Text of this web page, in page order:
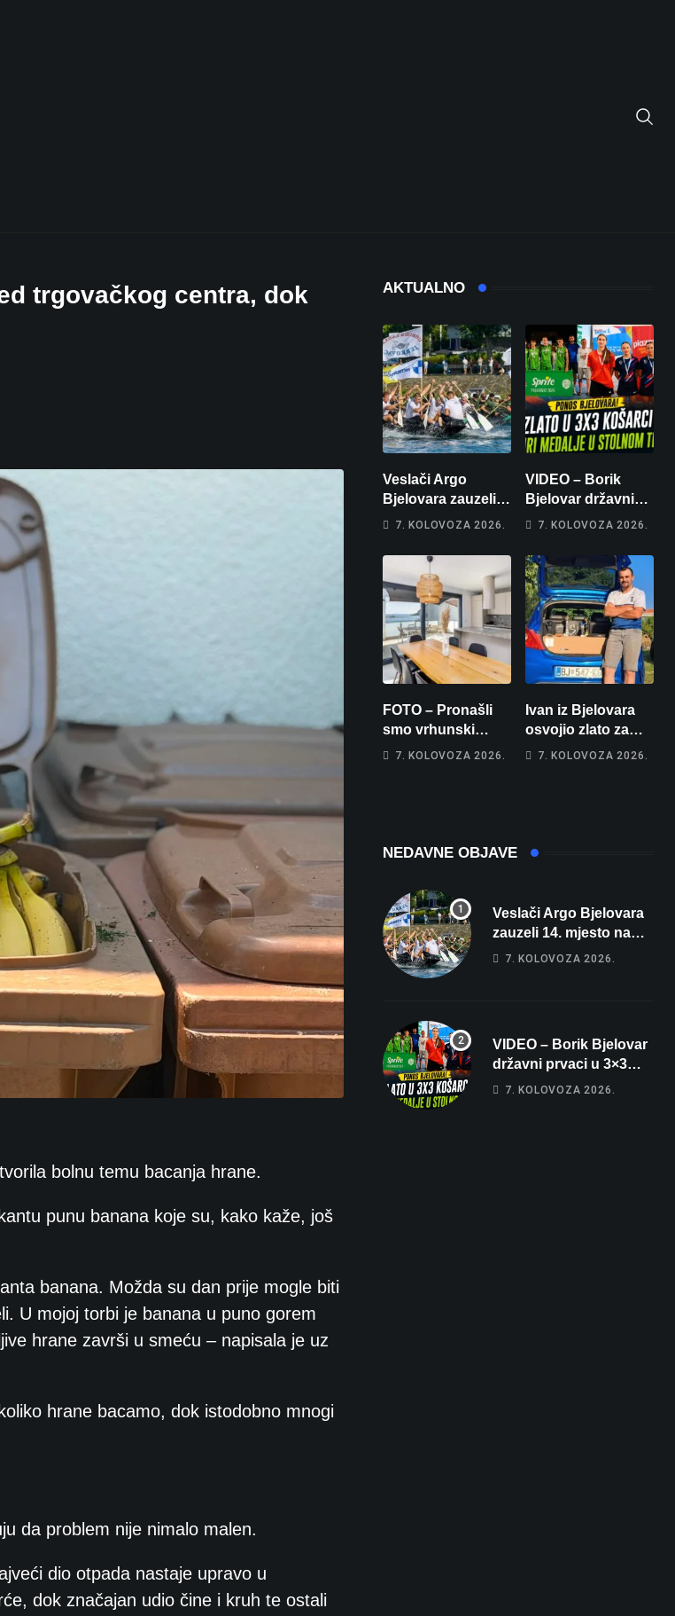
trgovačkog centra, dok
bolnu temu bacanja hrane.
punu banana koje su, kako kaže, još
banana. Možda su dan prije mogle biti
U mojoj torbi je banana u puno gorem
hrane završi u smeću – napisala je uz
hrane bacamo, dok istodobno mnogi
da problem nije nimalo malen.
dio otpada nastaje upravo u
dok značajan udio čine i kruh te ostali
AKTUALNO
Veslači Argo
Bjelovara zauzeli
14. mjesto na
7. KOLOVOZA 2026.
VIDEO – Borik
Bjelovar državni
prvaci u 3×3
Končar je
prvakinja Hrvatske
u stolnom tenisu!
7. KOLOVOZA 2026.
FOTO – Pronašli
smo vrhunski
apartman za
7. KOLOVOZA 2026.
Ivan iz Bjelovara
osvojio zlato za
najglasniji audio
7. KOLOVOZA 2026.
NEDAVNE OBJAVE
Veslači Argo Bjelovara
zauzeli 14. mjesto na
brzincu
7. KOLOVOZA 2026.
VIDEO – Borik Bjelovar
državni prvaci u 3×3
košarci, Klara Končar je
7. KOLOVOZA 2026.